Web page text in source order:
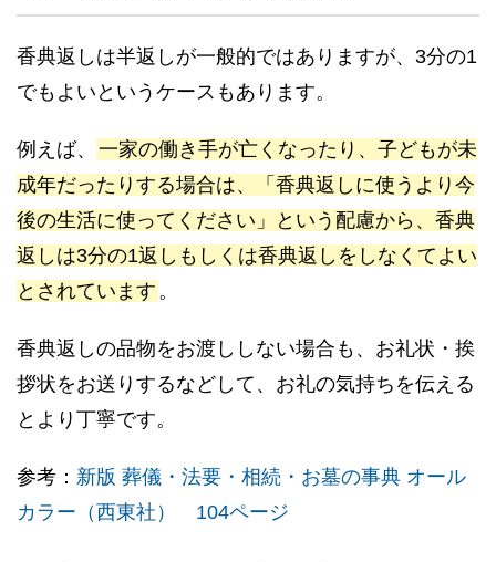
香典返しは半返しが一般的ではありますが、3分の1
でもよいというケースもあります。
例えば、 一家の働き手が亡くなったり、子どもが未
成年だったりする場合は、「香典返しに使うより今
後の生活に使ってください」という配慮から、香典
返しは3分の1返しもしくは香典返しをしなくてよい
とされています 。
香典返しの品物をお渡ししない場合も、お礼状・挨
拶状をお送りするなどして、お礼の気持ちを伝える
とより丁寧です。
参考： 新版 葬儀・法要・相続・お墓の事典 オール
カラー（西東社） 104ページ